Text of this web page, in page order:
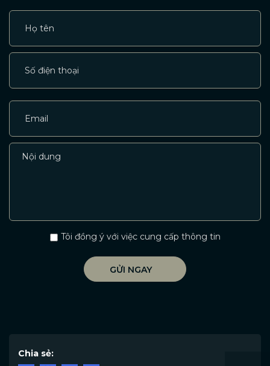
Tôi đồng ý với việc cung cấp thông tin
Chia sẻ: